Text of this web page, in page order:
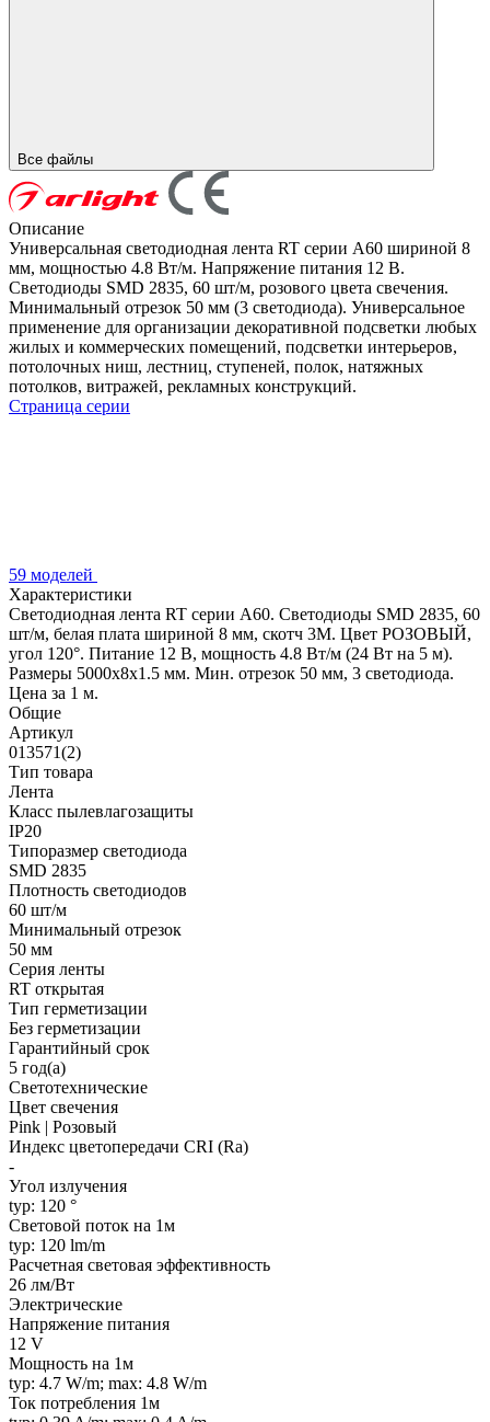
Все файлы
Описание
Универсальная светодиодная лента RT серии A60 шириной 8
мм, мощностью 4.8 Вт/м. Напряжение питания 12 В.
Светодиоды SMD 2835, 60 шт/м, розового цвета свечения.
Минимальный отрезок 50 мм (3 светодиода). Универсальное
применение для организации декоративной подсветки любых
жилых и коммерческих помещений, подсветки интерьеров,
потолочных ниш, лестниц, ступеней, полок, натяжных
потолков, витражей, рекламных конструкций.
Страница серии
59 моделей
Характеристики
Светодиодная лента RT серии A60. Светодиоды SMD 2835, 60
шт/м, белая плата шириной 8 мм, скотч 3M. Цвет РОЗОВЫЙ,
угол 120°. Питание 12 В, мощность 4.8 Вт/м (24 Вт на 5 м).
Размеры 5000x8x1.5 мм. Мин. отрезок 50 мм, 3 светодиода.
Цена за 1 м.
Общие
Артикул
013571(2)
Тип товара
Лента
Класс пылевлагозащиты
IP20
Типоразмер светодиода
SMD 2835
Плотность светодиодов
60 шт/м
Минимальный отрезок
50 мм
Серия ленты
RT открытая
Тип герметизации
Без герметизации
Гарантийный срок
5 год(а)
Светотехнические
Цвет свечения
Pink | Розовый
Индекс цветопередачи CRI (Ra)
-
Угол излучения
typ: 120 °
Световой поток на 1м
typ: 120 lm/m
Расчетная световая эффективность
26 лм/Вт
Электрические
Напряжение питания
12 V
Мощность на 1м
typ: 4.7 W/m; max: 4.8 W/m
Ток потребления 1м